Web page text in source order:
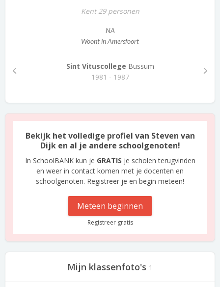
Kent 29 personen
NA
Woont in Amersfoort
Sint Vituscollege Bussum
1981 - 1987
Bekijk het volledige profiel van Steven van
Dijk en al je andere schoolgenoten!
In SchoolBANK kun je GRATIS je scholen terugvinden
en weer in contact komen met je docenten en
schoolgenoten. Registreer je en begin meteen!
Meteen beginnen
Registreer gratis
Mijn klassenfoto's 1